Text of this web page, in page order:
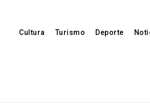
Cultura Turismo Deporte